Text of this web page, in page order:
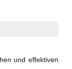
und effektiven